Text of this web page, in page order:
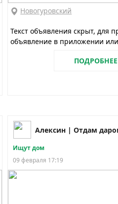
Новогуровский
Текст объявления скрыт, для
объявление в приложении
ПОДРОБНЕЕ
Алексин | Отдам
Ищут дом
09 февраля 17:19